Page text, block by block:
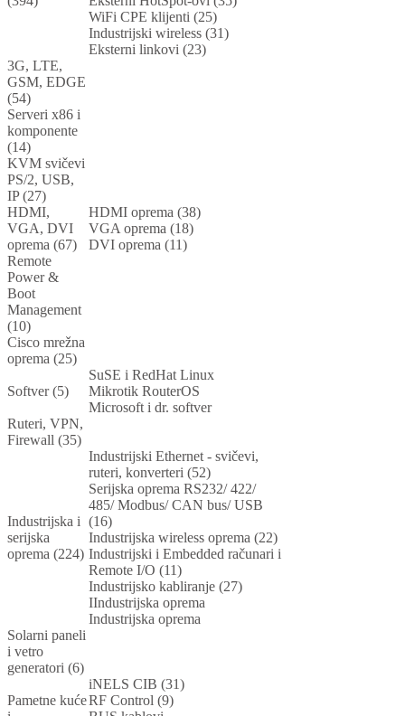
WiFi CPE klijenti (25)
Industrijski wireless (31)
Eksterni linkovi (23)
3G, LTE,
GSM, EDGE
(54)
Serveri x86 i
komponente
(14)
KVM svičevi
PS/2, USB,
IP (27)
HDMI,
VGA, DVI
oprema (67)
HDMI oprema (38)
VGA oprema (18)
DVI oprema (11)
Remote
Power &
Boot
Management
(10)
Cisco mrežna
oprema (25)
Softver (5)
SuSE i RedHat Linux
Mikrotik RouterOS
Microsoft i dr. softver
Ruteri, VPN,
Firewall (35)
Industrijska i
serijska
oprema (224)
Industrijski Ethernet - svičevi,
ruteri, konverteri (52)
Serijska oprema RS232/ 422/
485/ Modbus/ CAN bus/ USB
(16)
Industrijska wireless oprema (22)
Industrijski i Embedded računari i
Remote I/O (11)
Industrijsko kabliranje (27)
IIndustrijska oprema
Industrijska oprema
Solarni paneli
i vetro
generatori (6)
Pametne kuće
iNELS CIB (31)
RF Control (9)